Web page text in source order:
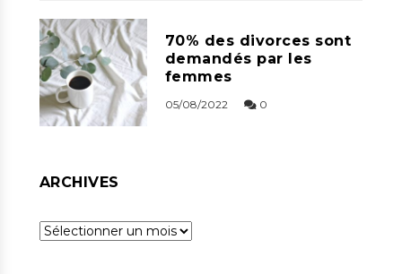
70% des divorces sont
demandés par les
femmes
05/08/2022 0
ARCHIVES
Archives